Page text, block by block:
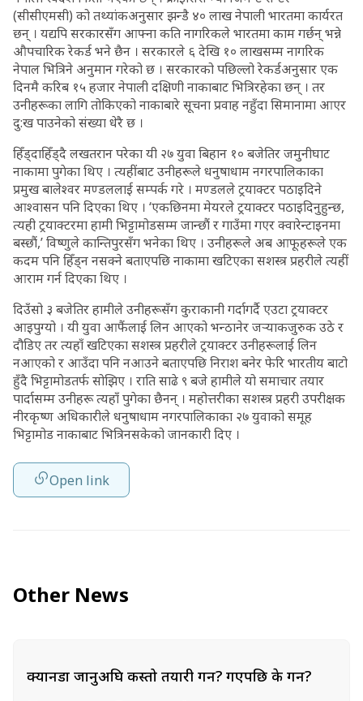
(सीसीएमसी) को तथ्यांकअनुसार झन्डै ४० लाख नेपाली भारतमा कार्यरत
छन् । यद्यपि सरकारसँग आफ्ना कति नागरिकले भारतमा काम गर्छन् भन्ने
औपचारिक रेकर्ड भने छैन । सरकारले ६ देखि १० लाखसम्म नागरिक
नेपाल भित्रिने अनुमान गरेको छ । सरकारको पछिल्लो रेकर्डअनुसार एक
दिनमै करिब १५ हजार नेपाली दक्षिणी नाकाबाट भित्रिरहेका छन् । तर
उनीहरूका लागि तोकिएको नाकाबारे सूचना प्रवाह नहुँदा सिमानामा आएर
दु:ख पाउनेको संख्या धेरै छ ।
हिँड्दाहिँड्दै लखतरान परेका यी २७ युवा बिहान १० बजेतिर जमुनीघाट
नाकामा पुगेका थिए । त्यहींबाट उनीहरूले धनुषाधाम नगरपालिकाका
प्रमुख बालेश्वर मण्डललाई सम्पर्क गरे । मण्डलले ट्रयाक्टर पठाइदिने
आश्वासन पनि दिएका थिए । ‘एकछिनमा मेयरले ट्रयाक्टर पठाइदिनुहुन्छ,
त्यही ट्रयाक्टरमा हामी भिट्टामोडसम्म जान्छौं र गाउँमा गएर क्वारेन्टाइनमा
बस्छौं,’ विष्णुले कान्तिपुरसँग भनेका थिए । उनीहरूले अब आफूहरूले एक
कदम पनि हिँड्न नसक्ने बताएपछि नाकामा खटिएका सशस्त्र प्रहरीले त्यहीं
आराम गर्न दिएका थिए ।
दिउँसो ३ बजेतिर हामीले उनीहरूसँग कुराकानी गर्दागर्दै एउटा ट्रयाक्टर
आइपुग्यो । यी युवा आफैंलाई लिन आएको भन्ठानेर जर्‍याकजुरुक उठे र
दौडिए तर त्यहाँ खटिएका सशस्त्र प्रहरीले ट्रयाक्टर उनीहरूलाई लिन
नआएको र आउँदा पनि नआउने बताएपछि निराश बनेर फेरि भारतीय बाटो
हुँदै भिट्टामोडतर्फ सोझिए । राति साढे ९ बजे हामीले यो समाचार तयार
पार्दासम्म उनीहरू त्यहाँ पुगेका छैनन् । महोत्तरीका सशस्त्र प्रहरी उपरीक्षक
नीरकृष्ण अधिकारीले धनुषाधाम नगरपालिकाका २७ युवाको समूह
भिट्टामोड नाकाबाट भित्रिनसकेको जानकारी दिए ।
Open link
Other News
क्यानडा जानुअघि कस्तो तयारी गर्ने? गएपछि के गर्ने?